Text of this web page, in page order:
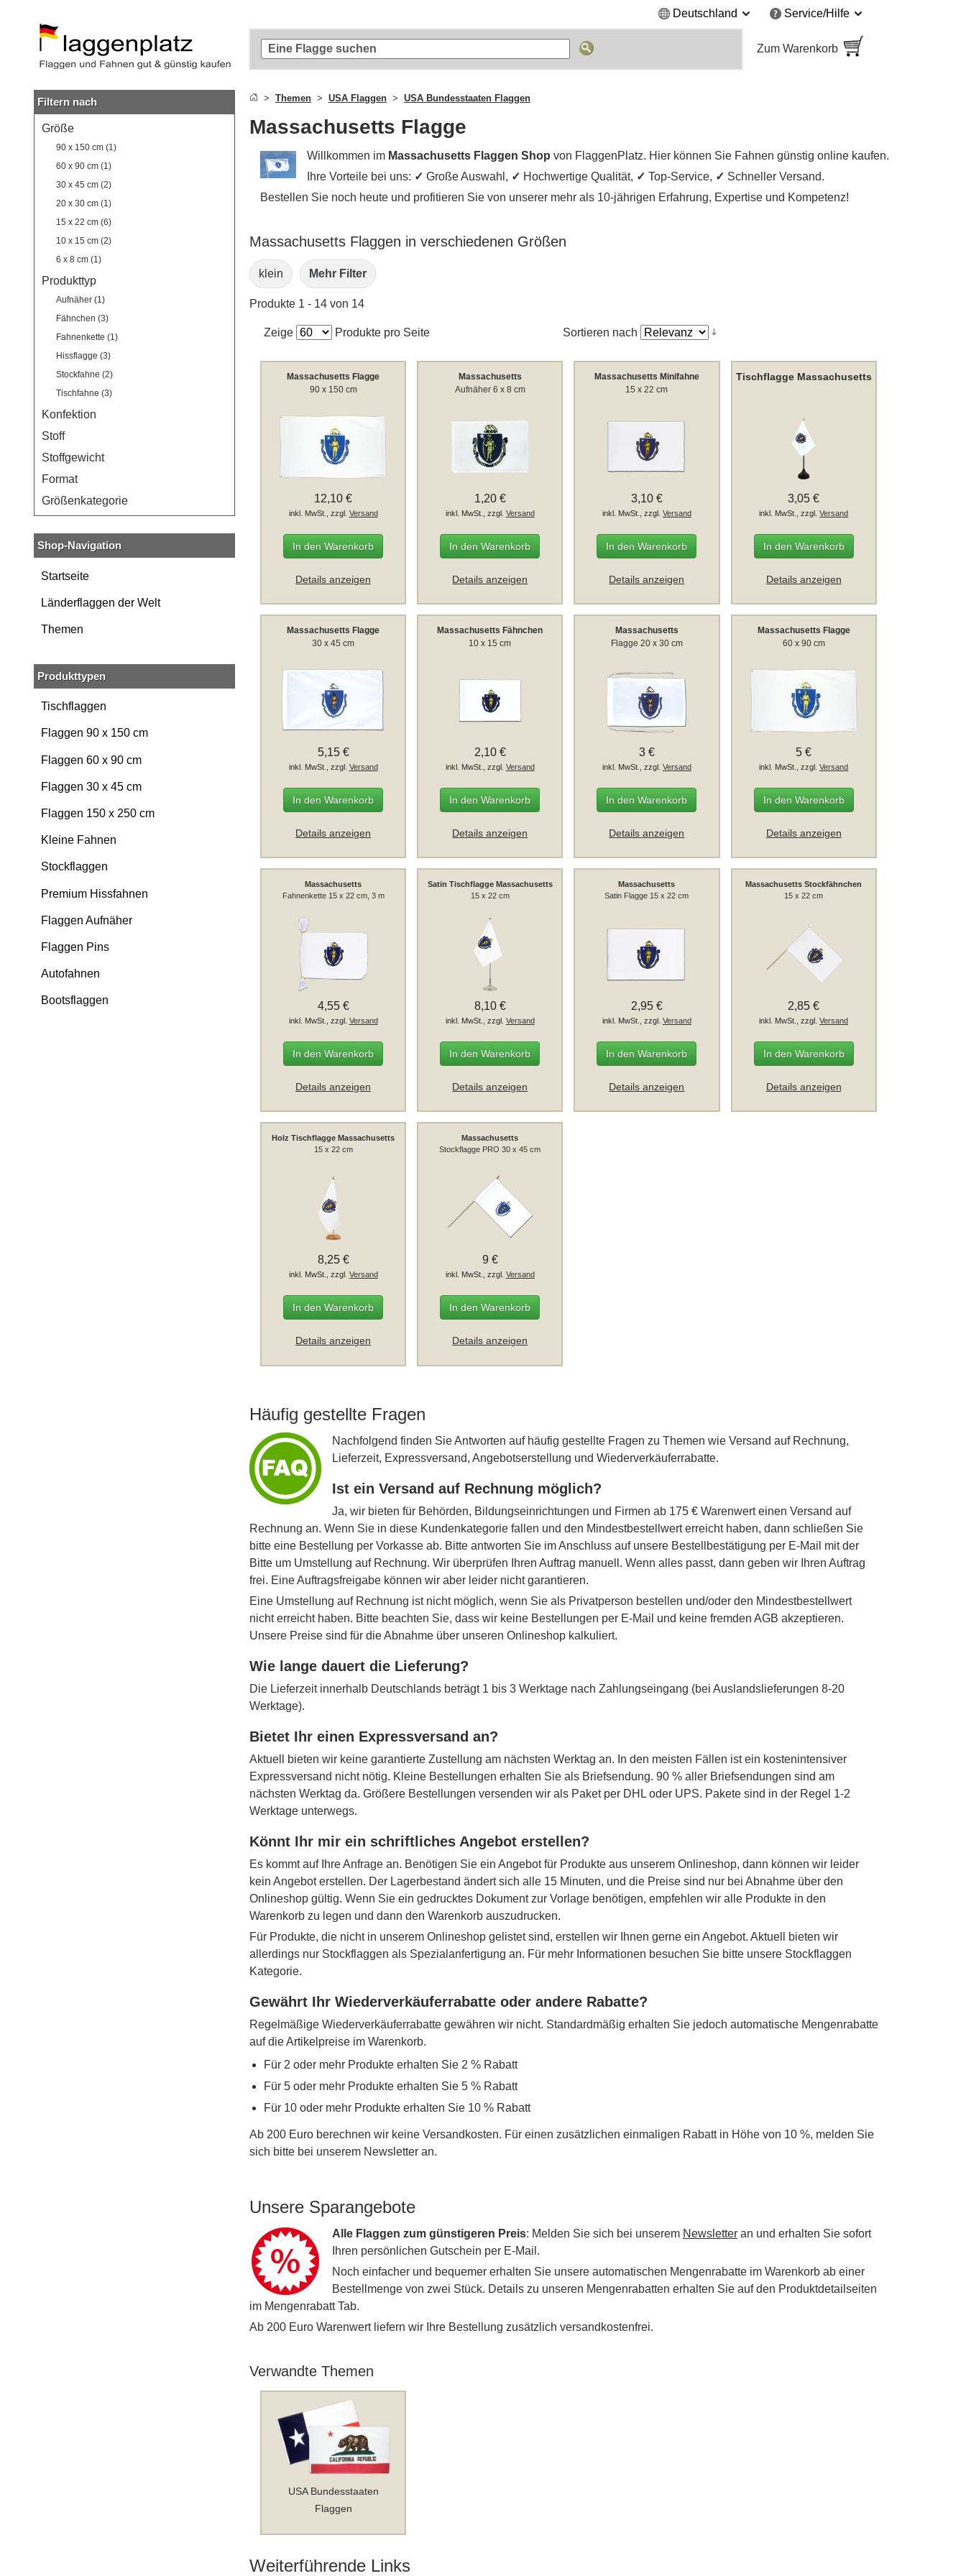
Hauptinhalt
springen
Suche
Zur
Navigation
springen
Deutschland Service/Hilfe
Zum Warenkorb
Filtern nach
Größe
90 x 150 cm (1)
60 x 90 cm (1)
30 x 45 cm (2)
20 x 30 cm (1)
15 x 22 cm (6)
10 x 15 cm (2)
6 x 8 cm (1)
Produkttyp
Aufnäher (1)
Fähnchen (3)
Fahnenkette (1)
Hissflagge (3)
Stockfahne (2)
Tischfahne (3)
Konfektion
Stoff
Stoffgewicht
Format
Größenkategorie
Shop-Navigation
Startseite
Länderflaggen der Welt
Themen
Produkttypen
Tischflaggen
Flaggen 90 x 150 cm
Flaggen 60 x 90 cm
Flaggen 30 x 45 cm
Flaggen 150 x 250 cm
Kleine Fahnen
Stockflaggen
Premium Hissfahnen
Flaggen Aufnäher
Flaggen Pins
Autofahnen
Bootsflaggen
Themen USA Flaggen USA Bundesstaaten Flaggen
Massachusetts Flagge
Willkommen im Massachusetts Flaggen Shop von FlaggenPlatz. Hier können Sie Fahnen günstig online kaufen.
Ihre Vorteile bei uns: ✓ Große Auswahl, ✓ Hochwertige Qualität, ✓ Top-Service, ✓ Schneller Versand.
Bestellen Sie noch heute und profitieren Sie von unserer mehr als 10-jährigen Erfahrung, Expertise und Kompetenz!
Massachusetts Flaggen in verschiedenen Größen
klein Mehr Filter
Produkte 1 - 14 von 14
Zeige Produkte pro Seite Sortieren nach
Massachusetts Flagge
90 x 150 cm
12,10 €
inkl. MwSt., zzgl. Versand
In den Warenkorb
Details anzeigen
Massachusetts
Aufnäher 6 x 8 cm
1,20 €
inkl. MwSt., zzgl. Versand
In den Warenkorb
Details anzeigen
Massachusetts Minifahne
15 x 22 cm
3,10 €
inkl. MwSt., zzgl. Versand
In den Warenkorb
Details anzeigen
Tischflagge Massachusetts
3,05 €
inkl. MwSt., zzgl.Versand
In den Warenkorb
Details anzeigen
Massachusetts Flagge
30 x 45 cm
5,15 €
inkl. MwSt., zzgl. Versand
In den Warenkorb
Details anzeigen
Massachusetts Fähnchen
10 x 15 cm
2,10 €
inkl. MwSt., zzgl. Versand
In den Warenkorb
Details anzeigen
Massachusetts
Flagge 20 x 30 cm
3 €
inkl. MwSt., zzgl. Versand
In den Warenkorb
Details anzeigen
Massachusetts Flagge
60 x 90 cm
5 €
inkl. MwSt., zzgl.Versand
In den Warenkorb
Details anzeigen
Massachusetts
Fahnenkette 15 x 22 cm, 3 m
4,55 €
inkl. MwSt., zzgl. Versand
In den Warenkorb
Details anzeigen
Satin Tischflagge Massachusetts
15 x 22 cm
8,10 €
inkl. MwSt., zzgl. Versand
In den Warenkorb
Details anzeigen
Massachusetts
Satin Flagge 15 x 22 cm
2,95 €
inkl. MwSt., zzgl. Versand
In den Warenkorb
Details anzeigen
Massachusetts Stockfähnchen
15 x 22 cm
2,85 €
inkl. MwSt., zzgl.Versand
In den Warenkorb
Details anzeigen
Holz Tischflagge Massachusetts
15 x 22 cm
8,25 €
inkl. MwSt., zzgl. Versand
In den Warenkorb
Details anzeigen
Massachusetts
Stockflagge PRO 30 x 45 cm
9 €
inkl. MwSt., zzgl. Versand
In den Warenkorb
Details anzeigen
Häufig gestellte Fragen
Nachfolgend finden Sie Antworten auf häufig gestellte Fragen zu Themen wie Versand auf Rechnung,
Lieferzeit, Expressversand, Angebotserstellung und Wiederverkäuferrabatte.
Ist ein Versand auf Rechnung möglich?
Ja, wir bieten für Behörden, Bildungseinrichtungen und Firmen ab 175 € Warenwert einen Versand auf
Rechnung an. Wenn Sie in diese Kundenkategorie fallen und den Mindestbestellwert erreicht haben, dann schließen Sie
bitte eine Bestellung per Vorkasse ab. Bitte antworten Sie im Anschluss auf unsere Bestellbestätigung per E-Mail mit der
Bitte um Umstellung auf Rechnung. Wir überprüfen Ihren Auftrag manuell. Wenn alles passt, dann geben wir Ihren Auftrag
frei. Eine Auftragsfreigabe können wir aber leider nicht garantieren.
Eine Umstellung auf Rechnung ist nicht möglich, wenn Sie als Privatperson bestellen und/oder den Mindestbestellwert
nicht erreicht haben. Bitte beachten Sie, dass wir keine Bestellungen per E-Mail und keine fremden AGB akzeptieren.
Unsere Preise sind für die Abnahme über unseren Onlineshop kalkuliert.
Wie lange dauert die Lieferung?
Die Lieferzeit innerhalb Deutschlands beträgt 1 bis 3 Werktage nach Zahlungseingang (bei Auslandslieferungen 8-20
Werktage).
Bietet Ihr einen Expressversand an?
Aktuell bieten wir keine garantierte Zustellung am nächsten Werktag an. In den meisten Fällen ist ein kostenintensiver
Expressversand nicht nötig. Kleine Bestellungen erhalten Sie als Briefsendung. 90 % aller Briefsendungen sind am
nächsten Werktag da. Größere Bestellungen versenden wir als Paket per DHL oder UPS. Pakete sind in der Regel 1-2
Werktage unterwegs.
Könnt Ihr mir ein schriftliches Angebot erstellen?
Es kommt auf Ihre Anfrage an. Benötigen Sie ein Angebot für Produkte aus unserem Onlineshop, dann können wir leider
kein Angebot erstellen. Der Lagerbestand ändert sich alle 15 Minuten, und die Preise sind nur bei Abnahme über den
Onlineshop gültig. Wenn Sie ein gedrucktes Dokument zur Vorlage benötigen, empfehlen wir alle Produkte in den
Warenkorb zu legen und dann den Warenkorb auszudrucken.
Für Produkte, die nicht in unserem Onlineshop gelistet sind, erstellen wir Ihnen gerne ein Angebot. Aktuell bieten wir
allerdings nur Stockflaggen als Spezialanfertigung an. Für mehr Informationen besuchen Sie bitte unsere Stockflaggen
Kategorie.
Gewährt Ihr Wiederverkäuferrabatte oder andere Rabatte?
Regelmäßige Wiederverkäuferrabatte gewähren wir nicht. Standardmäßig erhalten Sie jedoch automatische Mengenrabatte
auf die Artikelpreise im Warenkorb.
Für 2 oder mehr Produkte erhalten Sie 2 % Rabatt
Für 5 oder mehr Produkte erhalten Sie 5 % Rabatt
Für 10 oder mehr Produkte erhalten Sie 10 % Rabatt
Ab 200 Euro berechnen wir keine Versandkosten. Für einen zusätzlichen einmaligen Rabatt in Höhe von 10 %, melden Sie
sich bitte bei unserem Newsletter an.
Unsere Sparangebote
Alle Flaggen zum günstigeren Preis: Melden Sie sich bei unserem Newsletter an und erhalten Sie sofort
Ihren persönlichen Gutschein per E-Mail.
Noch einfacher und bequemer erhalten Sie unsere automatischen Mengenrabatte im Warenkorb ab einer
Bestellmenge von zwei Stück. Details zu unseren Mengenrabatten erhalten Sie auf den Produktdetailseiten
im Mengenrabatt Tab.
Ab 200 Euro Warenwert liefern wir Ihre Bestellung zusätzlich versandkostenfrei.
Verwandte Themen
USA Bundesstaaten
Flaggen
Weiterführende Links